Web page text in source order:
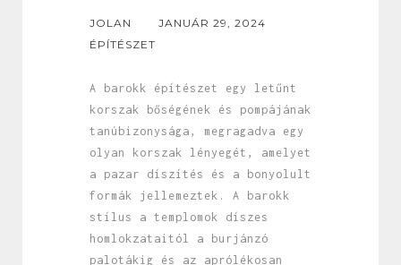
JOLAN
JANUÁR 29, 2024
ÉPÍTÉSZET
A barokk építészet egy letűnt
korszak bőségének és pompájának
tanúbizonysága, megragadva egy
olyan korszak lényegét, amelyet
a pazar díszítés és a bonyolult
formák jellemeztek. A barokk
stílus a templomok díszes
homlokzataitól a burjánzó
palotákig és az aprólékosan